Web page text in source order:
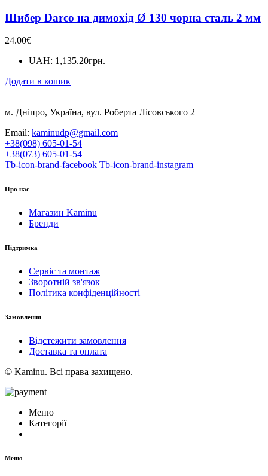
Шибер Darco на димохід Ø 130 чорна сталь 2 мм
24.00€
UAH: 1,135.20грн.
Додати в кошик
м. Дніпро, Україна, вул. Роберта Лісовського 2
Email: kaminudp@gmail.com
+38(098) 605-01-54
+38(073) 605-01-54
Tb-icon-brand-facebook Tb-icon-brand-instagram
Про нас
Магазин Kaminu
Бренди
Підтримка
Сервіс та монтаж
Зворотній зв'язок
Політика конфіденційності
Замовлення
Відстежити замовлення
Доставка та оплата
© Kaminu. Всі права захищено.
Меню
Категорії
Меню